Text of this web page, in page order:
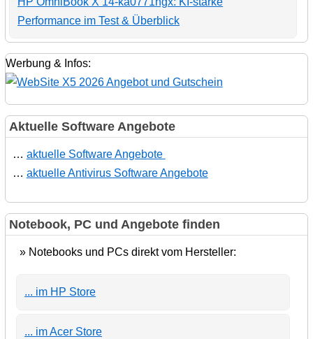
Performance im Test & Überblick
Werbung & Infos:
Aktuelle Software Angebote
… aktuelle Software Angebote
… aktuelle Antivirus Software Angebote
Notebook, PC und Angebote finden
» Notebooks und PCs direkt vom Hersteller:
... im HP Store
... im Acer Store